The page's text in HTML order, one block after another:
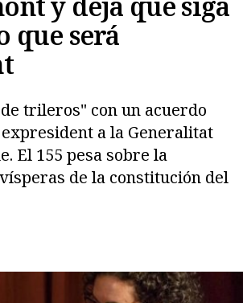
que será
trileros" con un acuerdo
a la Generalitat
El 155 pesa sobre la
de la constitución del